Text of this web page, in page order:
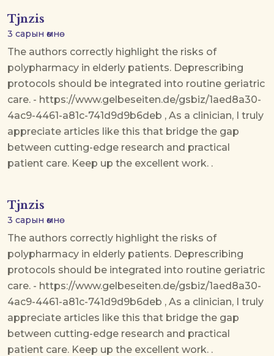
Tjnzis
3 сарын өмнө
The authors correctly highlight the risks of
polypharmacy in elderly patients. Deprescribing
protocols should be integrated into routine geriatric
care. - https://www.gelbeseiten.de/gsbiz/1aed8a30-
4ac9-4461-a81c-741d9d9b6deb , As a clinician, I truly
appreciate articles like this that bridge the gap
between cutting-edge research and practical
patient care. Keep up the excellent work. .
Tjnzis
3 сарын өмнө
The authors correctly highlight the risks of
polypharmacy in elderly patients. Deprescribing
protocols should be integrated into routine geriatric
care. - https://www.gelbeseiten.de/gsbiz/1aed8a30-
4ac9-4461-a81c-741d9d9b6deb , As a clinician, I truly
appreciate articles like this that bridge the gap
between cutting-edge research and practical
patient care. Keep up the excellent work. .